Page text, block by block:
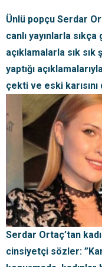
Ünlü popçu Serdar
canlı yayınlarla
açıklamalarla sık
yaptığı
çekti ve eski karısını
Serdar Ortaç’tan
cinsiyetçi sözler: